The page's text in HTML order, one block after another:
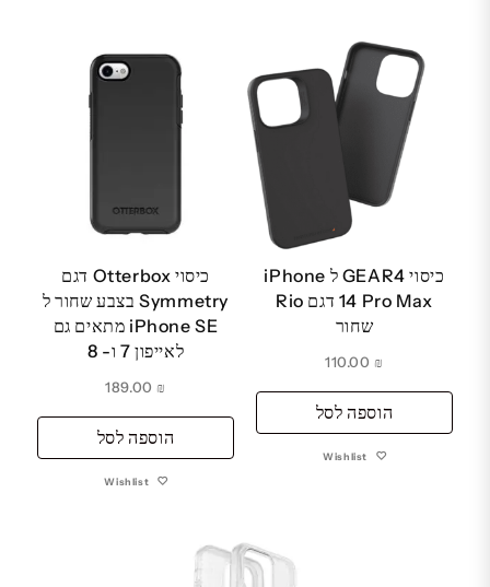
כיסוי GEAR4 ל iPhone
14 Pro Max דגם Rio
שחור
₪
הוספה לסל
Wishlist
כיסוי Otterbox דגם
Symmetry בצבע שחור ל
iPhone SE מתאים גם
לאייפון 7 ו- 8
₪
הוספה לסל
Wishlist